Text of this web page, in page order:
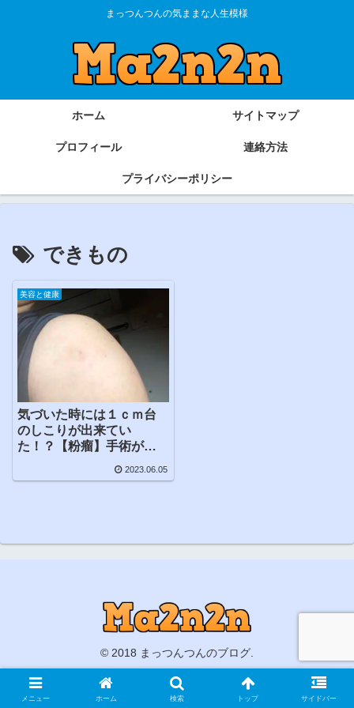
まっつんつんの気ままな人生模様
ホーム サイトマップ
プロフィール 連絡方法
プライバシーポリシー
できもの
美容と健康
気づいた時には１ｃｍ台
のしこりが出来てい
た！？【粉瘤】手術が必
2023.06.05
© 2018 まっつんつんのブログ.
メニュー ホーム 検索 トップ サイドバー